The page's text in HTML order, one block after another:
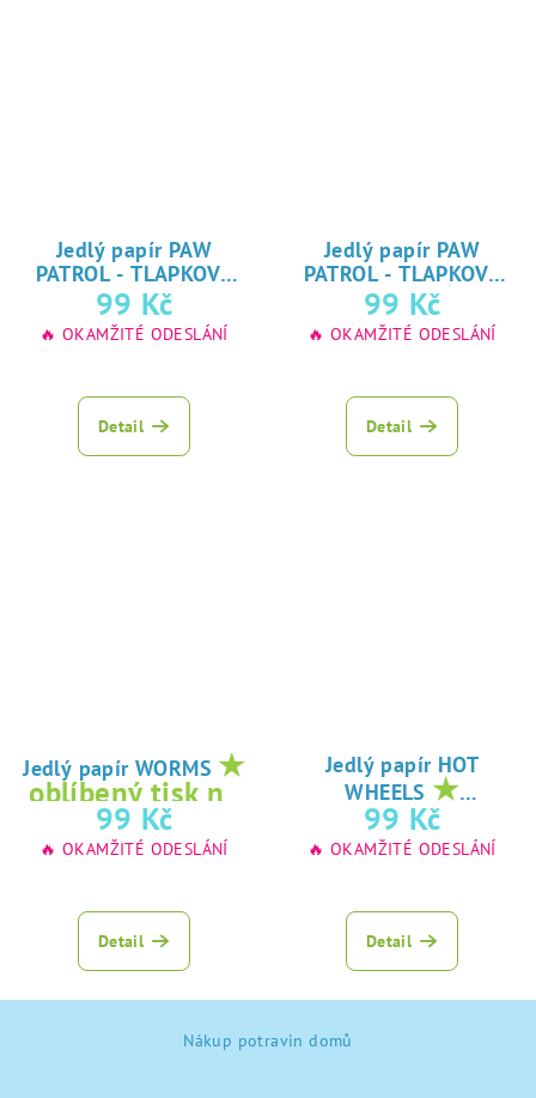
Jedlý papír PAW
PATROL - TLAPKOVÁ
PATROLA★
oblíbený tisk na
jedlý papír
99 Kč
🔥 OKAMŽITÉ ODESLÁNÍ
Detail
Jedlý papír PAW
PATROL - TLAPKOVÁ
PATROLA★
oblíbený tisk na
jedlý papír
99 Kč
🔥 OKAMŽITÉ ODESLÁNÍ
Detail
Jedlý papír WORMS ★
oblíbený tisk na
jedlý papír
99 Kč
🔥 OKAMŽITÉ ODESLÁNÍ
Detail
Jedlý papír HOT
WHEELS ★
oblíbený tisk na
jedlý papír
99 Kč
🔥 OKAMŽITÉ ODESLÁNÍ
Detail
Nákup potravin domů